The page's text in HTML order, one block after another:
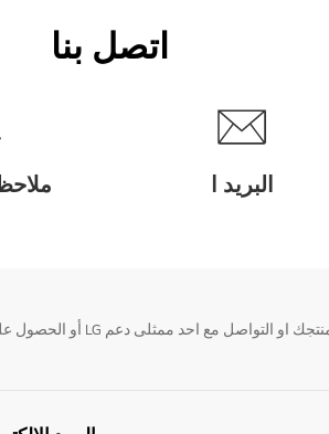
اتصل بنا
البريد ا